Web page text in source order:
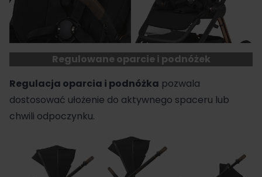
Regulowane oparcie i podnóżek
Regulacja oparcia i podnóżka pozwala
dostosować ułożenie do aktywnego spaceru lub
chwili odpoczynku.